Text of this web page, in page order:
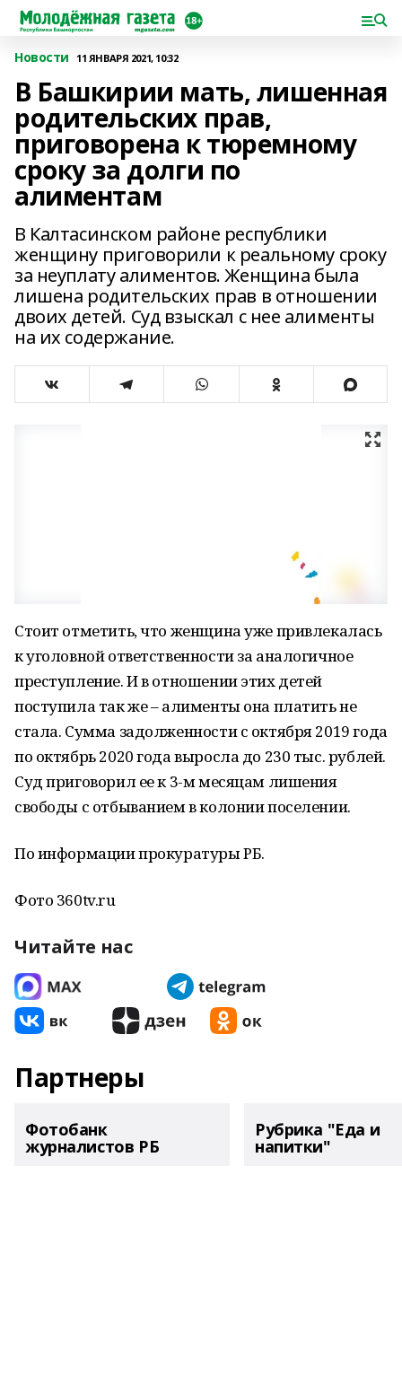
Новости 11 ЯНВАРЯ 2021, 10:32
В Башкирии мать, лишенная
родительских прав,
приговорена к тюремному
сроку за долги по
алиментам
В Калтасинском районе республики
женщину приговорили к реальному сроку
за неуплату алиментов. Женщина была
лишена родительских прав в отношении
двоих детей. Суд взыскал с нее алименты
на их содержание.
Стоит отметить, что женщина уже привлекалась
к уголовной ответственности за аналогичное
преступление. И в отношении этих детей
поступила так же – алименты она платить не
стала. Сумма задолженности с октября 2019 года
по октябрь 2020 года выросла до 230 тыс. рублей.
Суд приговорил ее к 3-м месяцам лишения
свободы с отбыванием в колонии поселении.
По информации прокуратуры РБ.
Фото 360tv.ru
Читайте нас
Партнеры
Фотобанк
журналистов РБ
Рубрика "Еда и
напитки"